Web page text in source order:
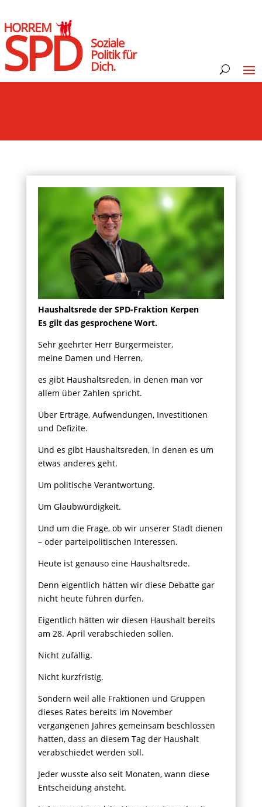
SPD
HORREM
Soziale
Politik für
Dich.
Haushaltsrede der SPD-Fraktion Kerpen
Es gilt das gesprochene Wort.
Sehr geehrter Herr Bürgermeister,
meine Damen und Herren,
es gibt Haushaltsreden, in denen man vor
allem über Zahlen spricht.
Über Erträge, Aufwendungen, Investitionen
und Defizite.
Und es gibt Haushaltsreden, in denen es um
etwas anderes geht.
Um politische Verantwortung.
Um Glaubwürdigkeit.
Und um die Frage, ob wir unserer Stadt dienen
– oder parteipolitischen Interessen.
Heute ist genauso eine Haushaltsrede.
Denn eigentlich hätten wir diese Debatte gar
nicht heute führen dürfen.
Eigentlich hätten wir diesen Haushalt bereits
am 28. April verabschieden sollen.
Nicht zufällig.
Nicht kurzfristig.
Sondern weil alle Fraktionen und Gruppen
dieses Rates bereits im November
vergangenen Jahres gemeinsam beschlossen
hatten, dass an diesem Tag der Haushalt
verabschiedet werden soll.
Jeder wusste also seit Monaten, wann diese
Entscheidung ansteht.